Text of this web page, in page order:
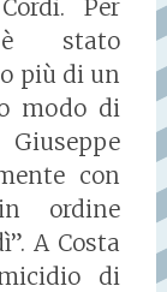
Per
è stato
più di un
modo di
con
ordine
A Costa
di